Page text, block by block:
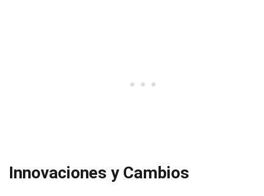
Innovaciones y Cambios